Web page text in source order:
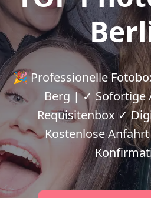
🎉 Professionelle
Berg | ✓ Sofortige
Requisitenbox ✓
Kostenlose